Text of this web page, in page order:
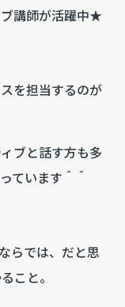
講師が活躍中★
を担当するのが
ブと話す方も多
ています＾＾
らでは、だと思
こと。